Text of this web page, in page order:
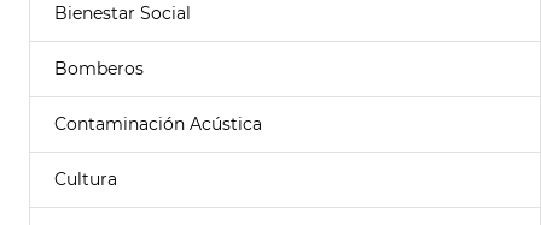
Bienestar Social
Bomberos
Contaminación Acústica
Cultura